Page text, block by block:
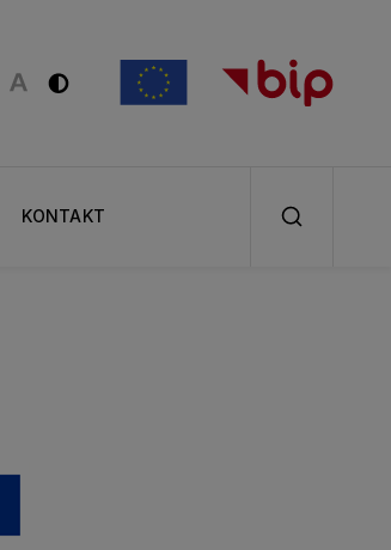
KONTAKT